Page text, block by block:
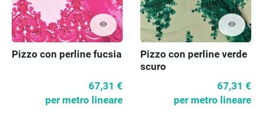
visibility
Pizzo con perline fucsia
67,31 €
per metro lineare
visibility
Pizzo con perline verde
scuro
67,31 €
per metro lineare